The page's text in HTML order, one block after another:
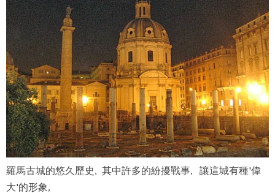
羅馬古城的悠久歷史, 其中許多的紛擾戰事, 讓這城有種'偉
大'的形象,